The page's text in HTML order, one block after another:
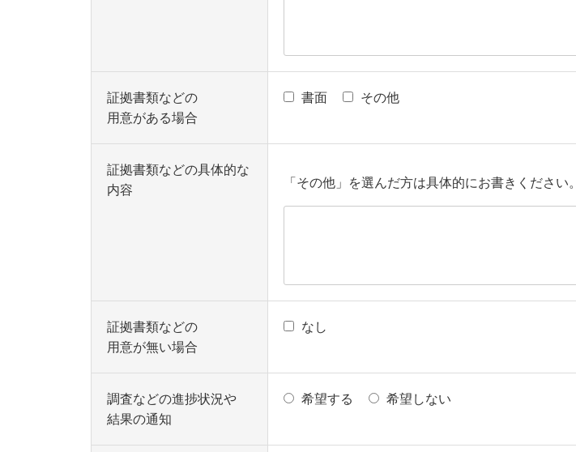
証拠書類などの
用意がある場合
書面 その他
証拠書類などの具体的な
内容
「その他」を選んだ方は具体的にお書きください。
証拠書類などの
用意が無い場合
なし
調査などの進捗状況や
結果の通知
希望する 希望しない